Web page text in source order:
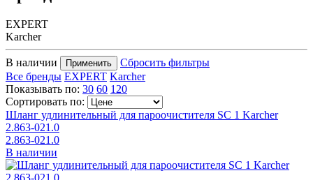
EXPERT
Karcher
В наличии Применить
Сбросить фильтры
Все бренды EXPERT Karcher
Показывать по: 30 60 120
Сортировать по:
Шланг удлинительный для пароочистителя SC 1 Karcher
2.863-021.0
2.863-021.0
В наличии